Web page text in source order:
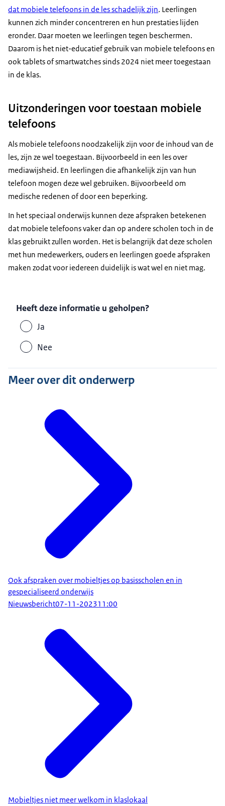
dat mobiele telefoons in de les schadelijk zijn. Leerlingen
kunnen zich minder concentreren en hun prestaties lijden
eronder. Daar moeten we leerlingen tegen beschermen.
Daarom is het niet-educatief gebruik van mobiele telefoons en
ook tablets of smartwatches sinds 2024 niet meer toegestaan
in de klas.
Uitzonderingen voor toestaan mobiele
telefoons
Als mobiele telefoons noodzakelijk zijn voor de inhoud van de
les, zijn ze wel toegestaan. Bijvoorbeeld in een les over
mediawijsheid. En leerlingen die afhankelijk zijn van hun
telefoon mogen deze wel gebruiken. Bijvoorbeeld om
medische redenen of door een beperking.
In het speciaal onderwijs kunnen deze afspraken betekenen
dat mobiele telefoons vaker dan op andere scholen toch in de
klas gebruikt zullen worden. Het is belangrijk dat deze scholen
met hun medewerkers, ouders en leerlingen goede afspraken
maken zodat voor iedereen duidelijk is wat wel en niet mag.
Heeft deze informatie u geholpen?
Ja
Nee
Meer over dit onderwerp
Ook afspraken over mobieltjes op basisscholen en in
gespecialiseerd onderwijs
Nieuwsbericht07-11-202311:00
Mobieltjes niet meer welkom in klaslokaal